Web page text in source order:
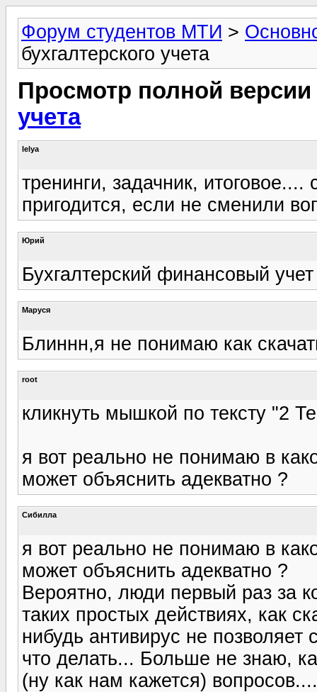
Форум студентов МТИ >
бухгалтерского учета
Просмотр полной
учета
lelya
тренинги, задачник,
пригодится, если не сменили
Юрий
Бухгалтерский финансовый
Маруся
Блиннн,я не понимаю как
root
кликнуть мышкой по тексту "2
я вот реально не понимаю в
может объяснить адекватно ?
Сибилла
я вот реально не понимаю в
может объяснить адекватно ?
Вероятно, люди первый раз за
таких простых действиях, как
нибудь антивирус не позволяет
что делать... Больше не знаю,
(ну как нам кажется) вопросов....